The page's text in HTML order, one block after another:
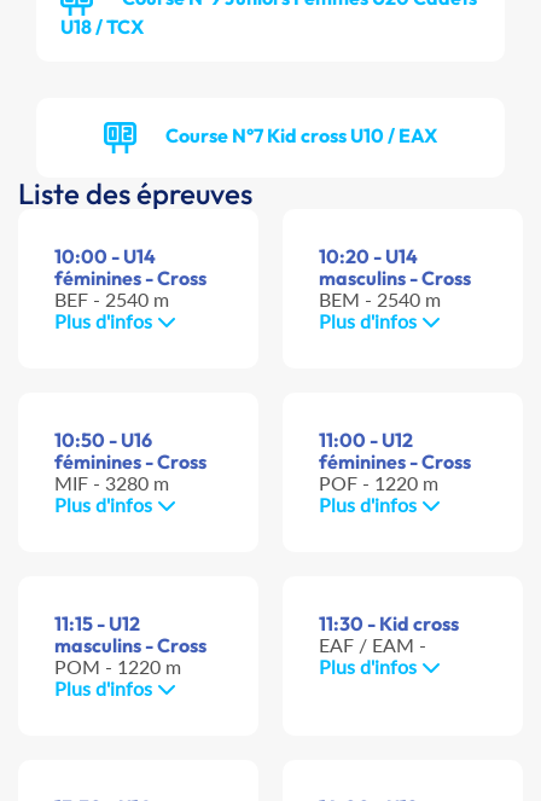
U18 / TCX
Course N°7 Kid cross U10 / EAX
Liste des épreuves
10:00 - U14
féminines - Cross
BEF - 2540 m
Plus d'infos
10:20 - U14
masculins - Cross
BEM - 2540 m
Plus d'infos
10:50 - U16
féminines - Cross
MIF - 3280 m
Plus d'infos
11:00 - U12
féminines - Cross
POF - 1220 m
Plus d'infos
11:15 - U12
masculins - Cross
POM - 1220 m
Plus d'infos
11:30 - Kid cross
EAF / EAM -
Plus d'infos